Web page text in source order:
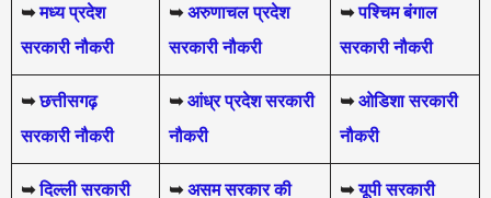
➥ मध्य प्रदेश
सरकारी नौकरी
➥ अरुणाचल प्रदेश
सरकारी नौकरी
➥ पश्चिम बंगाल
सरकारी नौकरी
➥ छत्तीसगढ़
सरकारी नौकरी
➥आंध्र प्रदेश सरकारी
नौकरी
➥ ओडिशा सरकारी
नौकरी
➥ दिल्ली सरकारी
➥असम सरकार की
➥ यूपी सरकारी